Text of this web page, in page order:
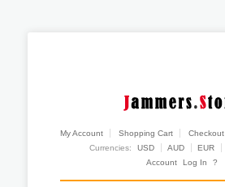
My Account Shopping Cart Checkout
Currencies:
USD AUD EUR
Account
Log In ?